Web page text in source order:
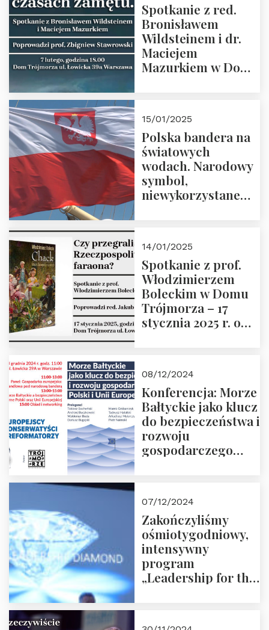
Spotkanie z red.
Bronisławem
Wildsteinem i dr.
Maciejem
Mazurkiem w Domu
Prowadzi prof.
Zbigniew
Stawrowski
15/01/2025
Polska bandera na
światowych
wodach. Narodowy
symbol,
niewykorzystane
14/01/2025
Spotkanie z prof.
Włodzimierzem
Boleckim w Domu
Trójmorza – 17
stycznia 2025 r. o
08/12/2024
Konferencja: Morze
Bałtyckie jako klucz
do bezpieczeństwa i
rozwoju
gospodarczego
ZAPRASZAMY
07/12/2024
Zakończyliśmy
ośmiotygodniowy,
intensywny
program
„Leadership for the